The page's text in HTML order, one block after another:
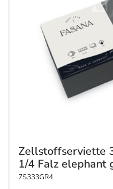
Zellstoffserviette
1/4 Falz elephant
7S333GR4